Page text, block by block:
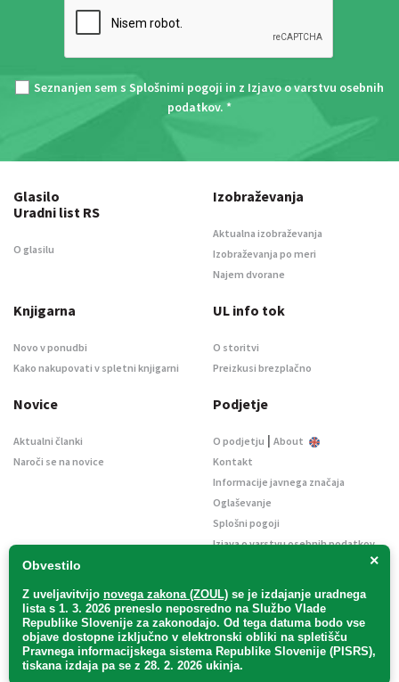
Seznanjen sem s Splošnimi pogoji in z Izjavo o varstvu osebnih
podatkov. *
×
Obvestilo
Z uveljavitvijo novega zakona (ZOUL) se je izdajanje uradnega
lista s 1. 3. 2026 preneslo neposredno na Službo Vlade
Republike Slovenije za zakonodajo. Od tega datuma bodo vse
objave dostopne izključno v elektronski obliki na spletišču
Pravnega informacijskega sistema Republike Slovenije (PISRS),
tiskana izdaja pa se z 28. 2. 2026 ukinja.
Glasilo
Uradni list RS
O glasilu
Izobraževanja
Aktualna izobraževanja
Izobraževanja po meri
Najem dvorane
Knjigarna
Novo v ponudbi
Kako nakupovati v spletni knjigarni
UL info tok
O storitvi
Preizkusi brezplačno
Novice
Aktualni članki
Naroči se na novice
Podjetje
O podjetju | About
Kontakt
Informacije javnega značaja
Oglaševanje
Splošni pogoji
Izjava o varstvu osebnih podatkov
Uradni list d. o. o. – v likvidaciji / Vse pravice pridržane.